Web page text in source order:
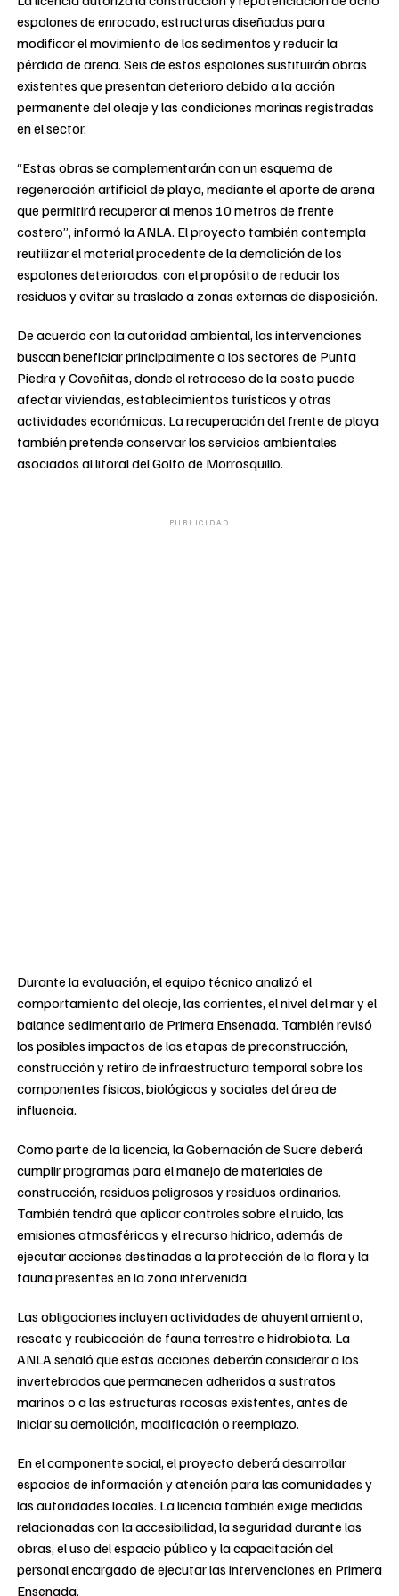
espolones de enrocado, estructuras diseñadas para
modificar el movimiento de los sedimentos y reducir la
pérdida de arena. Seis de estos espolones sustituirán obras
existentes que presentan deterioro debido a la acción
permanente del oleaje y las condiciones marinas registradas
en el sector.
“Estas obras se complementarán con un esquema de
regeneración artificial de playa, mediante el aporte de arena
que permitirá recuperar al menos 10 metros de frente
costero”, informó la ANLA. El proyecto también contempla
reutilizar el material procedente de la demolición de los
espolones deteriorados, con el propósito de reducir los
residuos y evitar su traslado a zonas externas de disposición.
De acuerdo con la autoridad ambiental, las intervenciones
buscan beneficiar principalmente a los sectores de Punta
Piedra y Coveñitas, donde el retroceso de la costa puede
afectar viviendas, establecimientos turísticos y otras
actividades económicas. La recuperación del frente de playa
también pretende conservar los servicios ambientales
asociados al litoral del Golfo de Morrosquillo.
PUBLICIDAD
Durante la evaluación, el equipo técnico analizó el
comportamiento del oleaje, las corrientes, el nivel del mar y el
balance sedimentario de Primera Ensenada. También revisó
los posibles impactos de las etapas de preconstrucción,
construcción y retiro de infraestructura temporal sobre los
componentes físicos, biológicos y sociales del área de
influencia.
Como parte de la licencia, la Gobernación de Sucre deberá
cumplir programas para el manejo de materiales de
construcción, residuos peligrosos y residuos ordinarios.
También tendrá que aplicar controles sobre el ruido, las
emisiones atmosféricas y el recurso hídrico, además de
ejecutar acciones destinadas a la protección de la flora y la
fauna presentes en la zona intervenida.
Las obligaciones incluyen actividades de ahuyentamiento,
rescate y reubicación de fauna terrestre e hidrobiota. La
ANLA señaló que estas acciones deberán considerar a los
invertebrados que permanecen adheridos a sustratos
marinos o a las estructuras rocosas existentes, antes de
iniciar su demolición, modificación o reemplazo.
En el componente social, el proyecto deberá desarrollar
espacios de información y atención para las comunidades y
las autoridades locales. La licencia también exige medidas
relacionadas con la accesibilidad, la seguridad durante las
obras, el uso del espacio público y la capacitación del
personal encargado de ejecutar las intervenciones en Primera
Ensenada.